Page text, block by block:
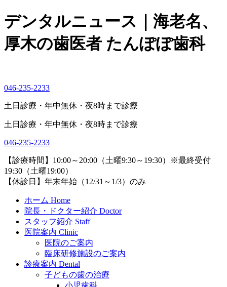
デンタルニュース｜海老名、
厚木の歯医者 たんぽぽ歯科
046-235-2233
土日診療・年中無休・夜8時まで診療
土日診療・年中無休・夜8時まで診療
046-235-2233
【診療時間】 10:00～20:00（土曜9:30～19:30）※最終受付
19:30（土曜19:00）
【休診日】 年末年始（12/31～1/3）のみ
ホーム Home
院長・ドクター紹介 Doctor
スタッフ紹介 Staff
医院案内 Clinic
医院のご案内
臨床研修施設のご案内
診療案内 Dental
子どもの歯の治療
小児歯科